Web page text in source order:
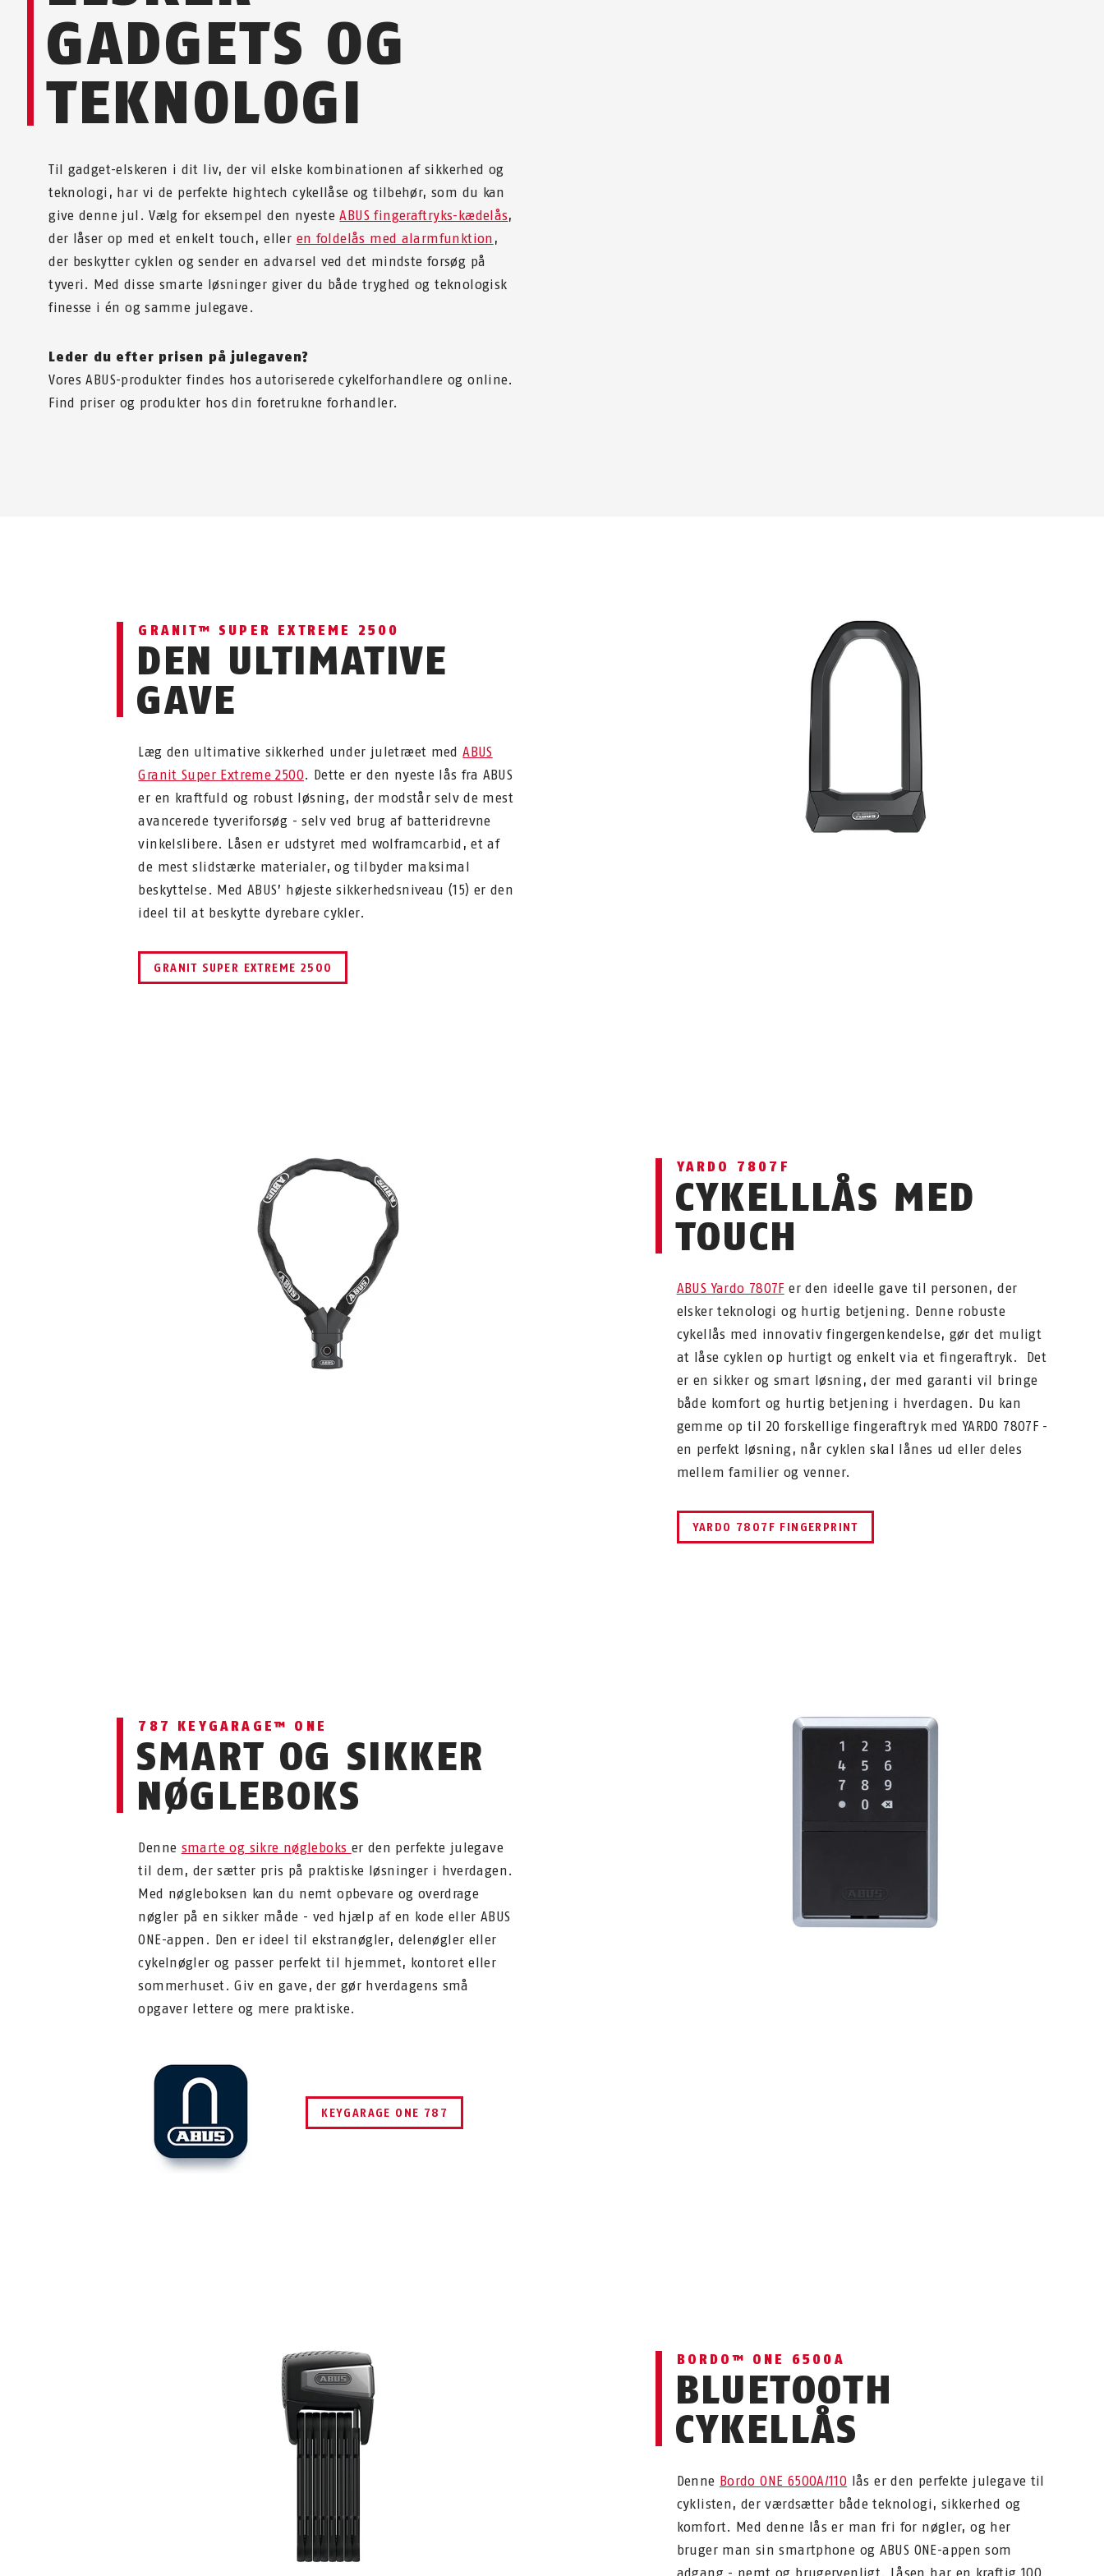
GADGETS OG
TEKNOLOGI
Til gadget-elskeren i dit liv, der vil elske kombinationen af sikkerhed og
teknologi, har vi de perfekte hightech cykellåse og tilbehør, som du kan
give denne jul. Vælg for eksempel den nyesteABUS fingeraftryks-kædelås,
der låser op med et enkelt touch, eller en foldelås med alarmfunktion ,
der beskytter cyklen og sender en advarsel ved det mindste forsøg på
tyveri. Med disse smarte løsninger giver du både tryghed og teknologisk
finesse i én og samme julegave.
Leder du efter prisen på julegaven?
Vores ABUS-produkter findes hos autoriserede cykelforhandlere og online.
Find priser og produkter hos din foretrukne forhandler.
GRANIT™ SUPER EXTREME 2500
DEN ULTIMATIVE
GAVE
Læg den ultimative sikkerhed under juletræet medABUS
Granit Super Extreme 2500. Dette er den nyeste lås fra ABUS
er en kraftfuld og robust løsning, der modstår selv de mest
avancerede tyveriforsøg - selv ved brug af batteridrevne
vinkelslibere. Låsen er udstyret med wolframcarbid, et af
de mest slidstærke materialer, og tilbyder maksimal
beskyttelse. Med ABUS’ højeste sikkerhedsniveau (15) er den
ideel til at beskytte dyrebare cykler.
GRANIT SUPER EXTREME 2500
YARDO 7807F
CYKELLLÅS MED
TOUCH
ABUS Yardo 7807F er den ideelle gave til personen, der
elsker teknologi og hurtig betjening. Denne robuste
cykellås med innovativ fingergenkendelse, gør det muligt
at låse cyklen op hurtigt og enkelt via et fingeraftryk. Det
er en sikker og smart løsning, der med garanti vil bringe
både komfort og hurtig betjening i hverdagen. Du kan
gemme op til 20 forskellige fingeraftryk med YARDO 7807F -
en perfekt løsning, når cyklen skal lånes ud eller deles
mellem familier og venner.
YARDO 7807F FINGERPRINT
787 KEYGARAGE™ ONE
SMART OG SIKKER
NØGLEBOKS
Denne smarte og sikre nøgleboks er den perfekte julegave
til dem, der sætter pris på praktiske løsninger i hverdagen.
Med nøgleboksen kan du nemt opbevare og overdrage
nøgler på en sikker måde - ved hjælp af en kode eller ABUS
ONE-appen. Den er ideel til ekstranøgler, delenøgler eller
cykelnøgler og passer perfekt til hjemmet, kontoret eller
sommerhuset. Giv en gave, der gør hverdagens små
opgaver lettere og mere praktiske.
KEYGARAGE ONE 787
BORDO™ ONE 6500A
BLUETOOTH
CYKELLÅS
Denne Bordo ONE 6500A/110 lås er den perfekte julegave til
cyklisten, der værdsætter både teknologi, sikkerhed og
komfort. Med denne lås er man fri for nøgler, og her
bruger man sin smartphone og ABUS ONE-appen som